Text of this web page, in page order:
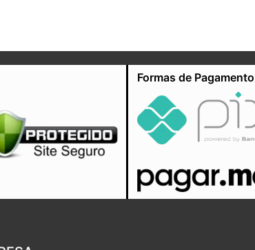
Formas de Pagamento